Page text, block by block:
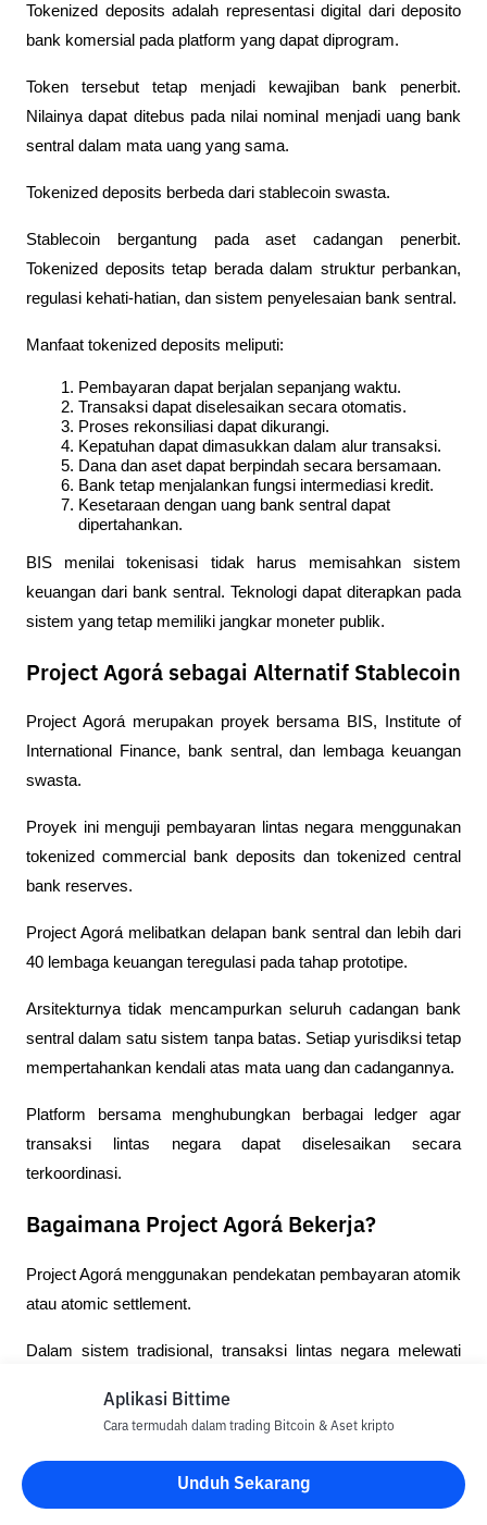
Tokenized deposits adalah representasi digital dari deposito
bank komersial pada platform yang dapat diprogram.
Token tersebut tetap menjadi kewajiban bank penerbit.
Nilainya dapat ditebus pada nilai nominal menjadi uang bank
sentral dalam mata uang yang sama.
Tokenized deposits berbeda dari stablecoin swasta.
Stablecoin bergantung pada aset cadangan penerbit.
Tokenized deposits tetap berada dalam struktur perbankan,
regulasi kehati-hatian, dan sistem penyelesaian bank sentral.
Manfaat tokenized deposits meliputi:
Pembayaran dapat berjalan sepanjang waktu.
Transaksi dapat diselesaikan secara otomatis.
Proses rekonsiliasi dapat dikurangi.
Kepatuhan dapat dimasukkan dalam alur transaksi.
Dana dan aset dapat berpindah secara bersamaan.
Bank tetap menjalankan fungsi intermediasi kredit.
Kesetaraan dengan uang bank sentral dapat
dipertahankan.
BIS menilai tokenisasi tidak harus memisahkan sistem
keuangan dari bank sentral. Teknologi dapat diterapkan pada
sistem yang tetap memiliki jangkar moneter publik.
Project Agorá sebagai Alternatif Stablecoin
Project Agorá merupakan proyek bersama BIS, Institute of
International Finance, bank sentral, dan lembaga keuangan
swasta.
Proyek ini menguji pembayaran lintas negara menggunakan
tokenized commercial bank deposits dan tokenized central
bank reserves.
Project Agorá melibatkan delapan bank sentral dan lebih dari
40 lembaga keuangan teregulasi pada tahap prototipe.
Arsitekturnya tidak mencampurkan seluruh cadangan bank
sentral dalam satu sistem tanpa batas. Setiap yurisdiksi tetap
mempertahankan kendali atas mata uang dan cadangannya.
Platform bersama menghubungkan berbagai ledger agar
transaksi lintas negara dapat diselesaikan secara
terkoordinasi.
Bagaimana Project Agorá Bekerja?
Project Agorá menggunakan pendekatan pembayaran atomik
atau atomic settlement.
Dalam sistem tradisional, transaksi lintas negara melewati
pesan, pemeriksaan kepatuhan, konversi mata uang, dan
penyelesaian pada waktu yang berbeda.
Proses tersebut dapat menimbulkan keterlambatan dan
Aplikasi Bittime
Cara termudah dalam trading Bitcoin & Aset kripto
Unduh Sekarang